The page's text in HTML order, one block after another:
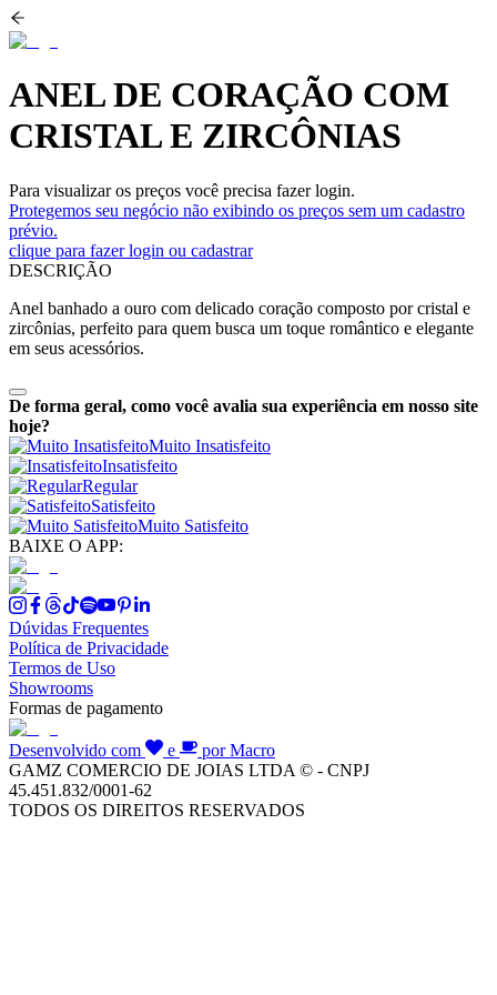
ANEL DE CORAÇÃO COM
CRISTAL E ZIRCÔNIAS
Para visualizar os preços você precisa fazer login.
Protegemos seu negócio não exibindo os preços sem um cadastro
prévio.
clique para fazer login ou cadastrar
DESCRIÇÃO
Anel banhado a ouro com delicado coração composto por cristal e
zircônias, perfeito para quem busca um toque romântico e elegante
em seus acessórios.
De forma geral, como você avalia sua experiência em nosso site
hoje?
Muito Insatisfeito
Insatisfeito
Regular
Satisfeito
Muito Satisfeito
BAIXE O APP:
Dúvidas Frequentes
Política de Privacidade
Termos de Uso
Showrooms
Formas de pagamento
Desenvolvido com e
por Macro
GAMZ COMERCIO DE JOIAS LTDA © - CNPJ
45.451.832/0001-62
TODOS OS DIREITOS RESERVADOS